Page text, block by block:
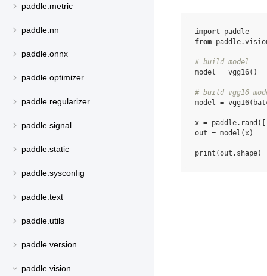
paddle.metric
paddle.nn
paddle.onnx
paddle.optimizer
paddle.regularizer
paddle.signal
paddle.static
paddle.sysconfig
paddle.text
paddle.utils
paddle.version
paddle.vision
import paddle
from
# build model
model = vgg16()
# build vgg16
model = vgg16(
x = paddle. rand ([
out = model (x)
print (out . shape)